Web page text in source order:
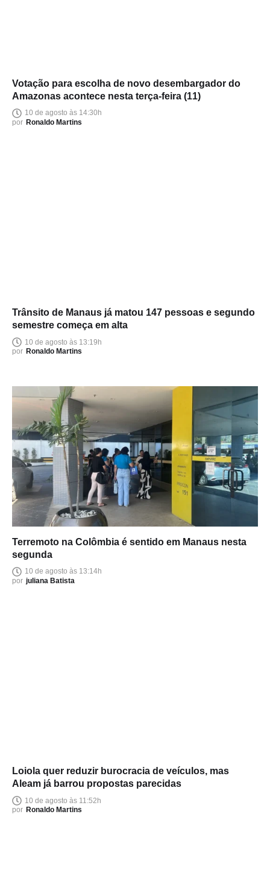
Votação para escolha de novo desembargador do
Amazonas acontece nesta terça-feira (11)
10 de agosto às 14:30h
por Ronaldo Martins
Trânsito de Manaus já matou 147 pessoas e segundo
semestre começa em alta
10 de agosto às 13:19h
por Ronaldo Martins
Terremoto na Colômbia é sentido em Manaus nesta
segunda
10 de agosto às 13:14h
por juliana Batista
Loiola quer reduzir burocracia de veículos, mas
Aleam já barrou propostas parecidas
10 de agosto às 11:52h
por Ronaldo Martins